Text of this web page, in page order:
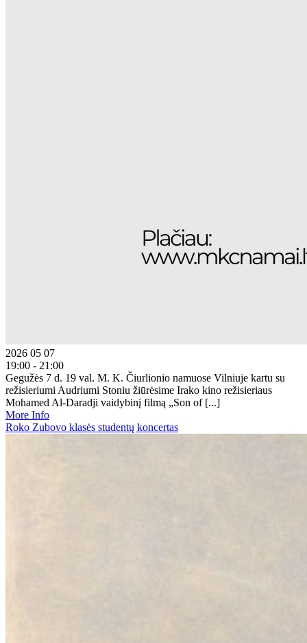
2026 05 07
19:00 - 21:00
Gegužės 7 d. 19 val. M. K. Čiurlionio namuose Vilniuje kartu su
režisieriumi Audriumi Stoniu žiūrėsime Irako kino režisieriaus
Mohamed Al-Daradji vaidybinį filmą „Son of [...]
More Info
Roko Zubovo klasės studentų koncertas